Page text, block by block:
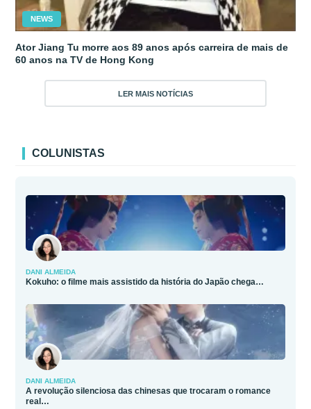
NEWS
Ator Jiang Tu morre aos 89 anos após carreira de mais de
60 anos na TV de Hong Kong
LER MAIS NOTÍCIAS
COLUNISTAS
DANI ALMEIDA
Kokuho: o filme mais assistido da história do Japão chega…
DANI ALMEIDA
A revolução silenciosa das chinesas que trocaram o romance
real…